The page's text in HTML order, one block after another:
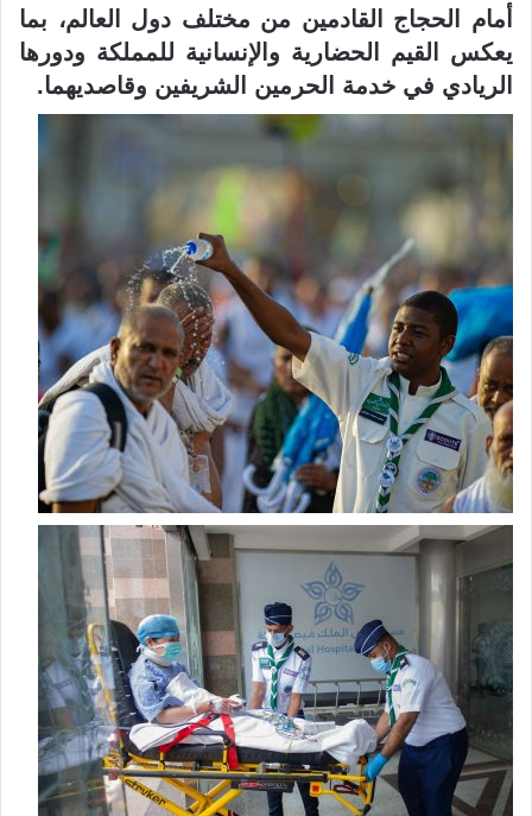
أمام الحجاج القادمين من مختلف دول العالم، بما
يعكس القيم الحضارية والإنسانية للمملكة ودورها
الريادي في خدمة الحرمين الشريفين وقاصديهما.